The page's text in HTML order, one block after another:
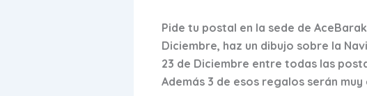
Pide tu postal en la sede de
Diciembre, haz un dibujo sobre la
23 de Diciembre entre todas las
Además 3 de esos regalos serán muy